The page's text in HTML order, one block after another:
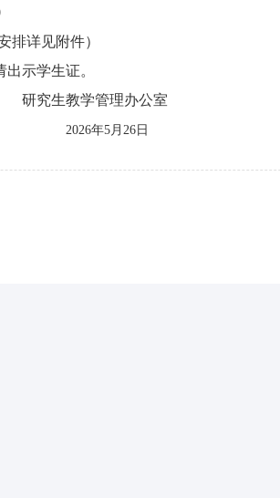
排详见附件）
示学生证。
办公室
26日